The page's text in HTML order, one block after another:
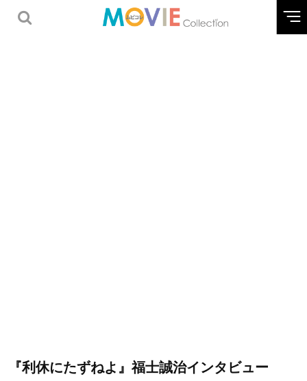
『利休にたずねよ』福士誠治インタビュー